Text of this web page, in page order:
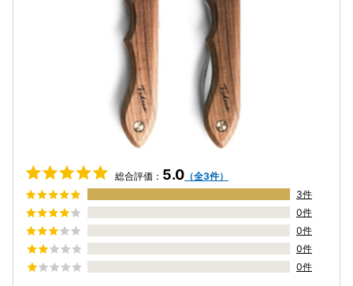
総合評価： 5.0 （全3件）
3件
0件
0件
0件
0件